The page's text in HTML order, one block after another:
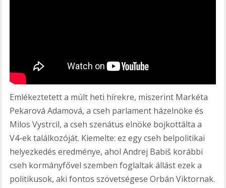
Emlékeztetett a múlt heti hírekre, miszerint Markéta
Pekarová Adamová, a cseh parlament házelnöke és
Milos Vystrcil, a cseh szenátus elnöke bojkottálta a
V4-ek találkozóját. Kiemelte: ez egy cseh belpolitikai
helyezkedés eredménye, ahol Andrej Babiš korábbi
cseh kormányfővel szemben foglaltak állást ezek a
politikusok, aki fontos szövetségese Orbán Viktornak.